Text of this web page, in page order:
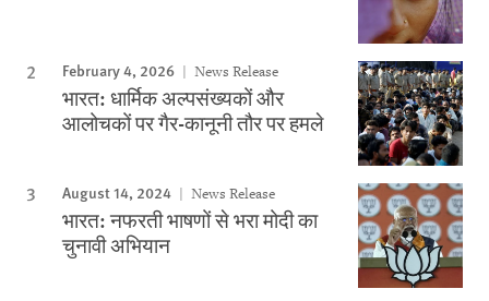
February 4, 2026 News Release
भारत: धार्मिक अल्पसंख्यकों और
आलोचकों पर गैर-कानूनी तौर पर हमले
August 14, 2024 News Release
भारत: नफरती भाषणों से भरा मोदी का
चुनावी अभियान